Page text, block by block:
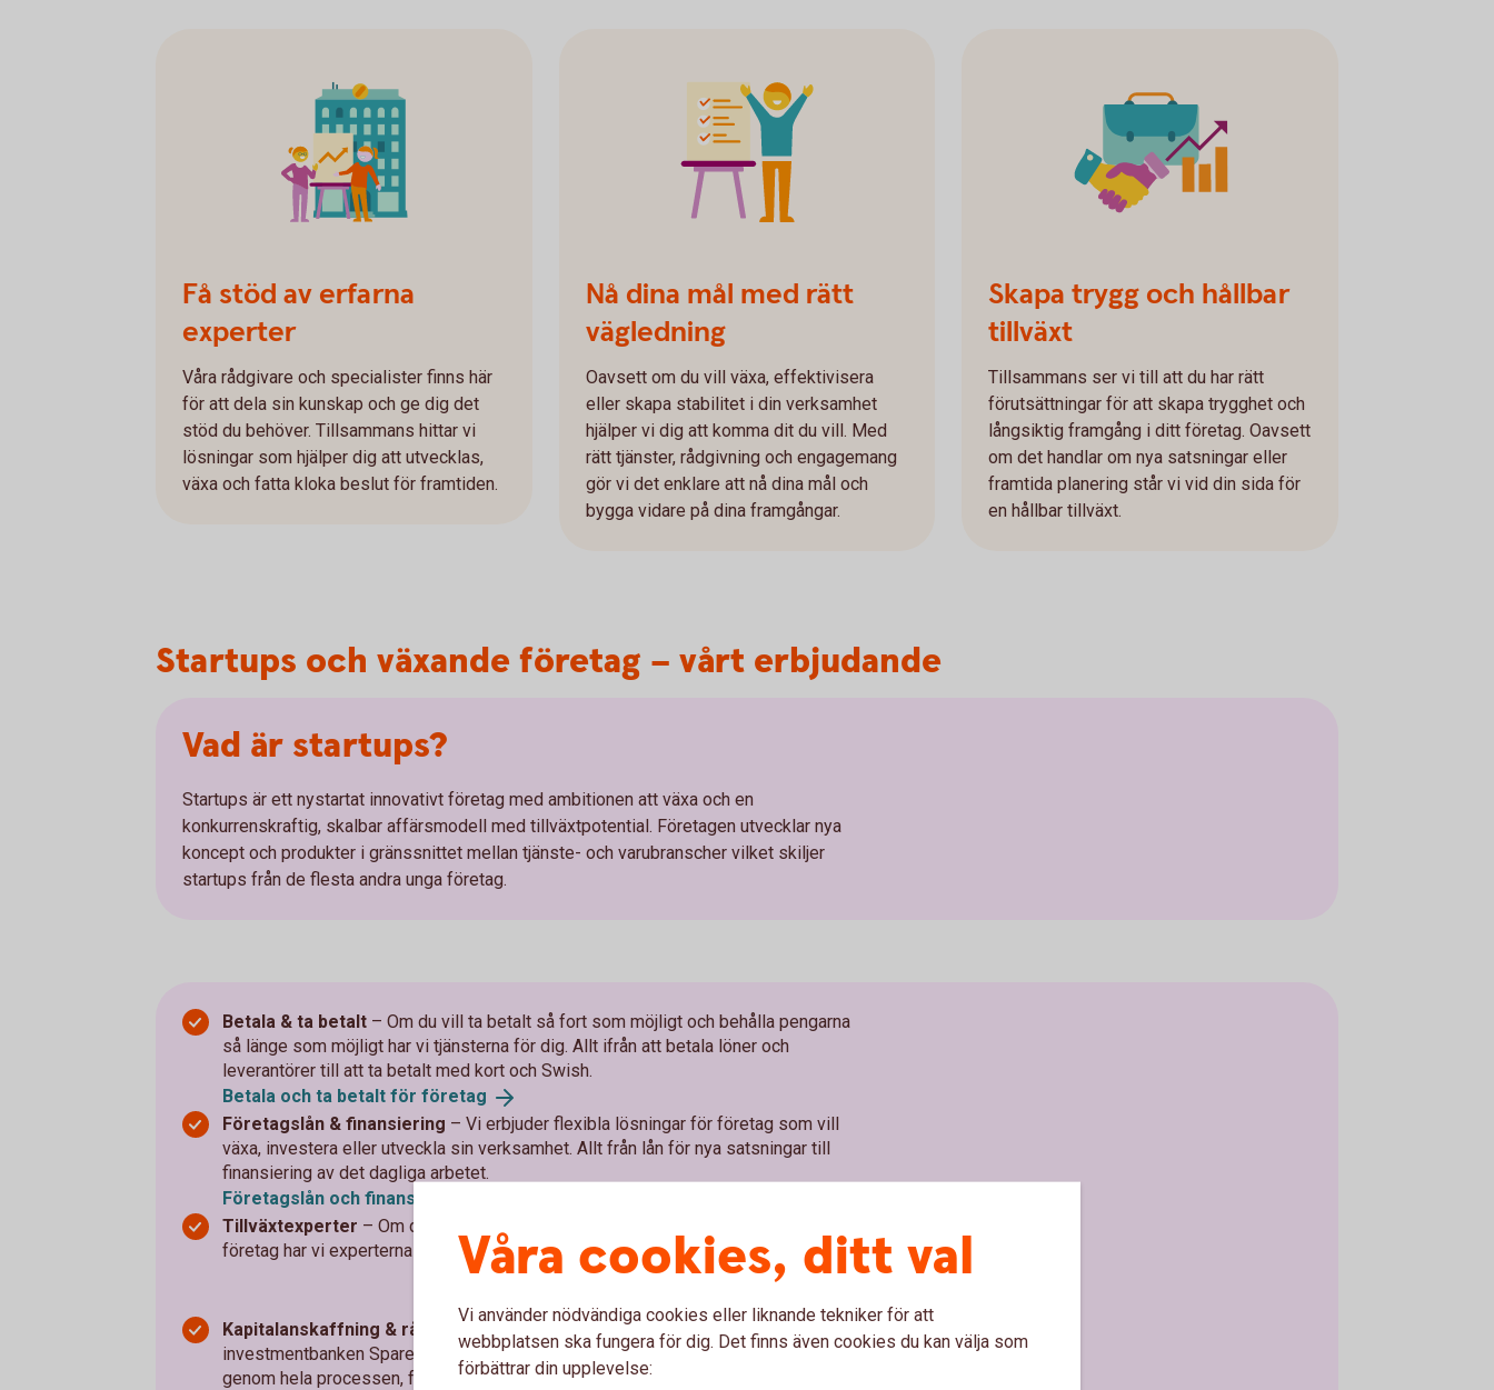
Få stöd av erfarna
experter
Våra rådgivare och specialister finns här
för att dela sin kunskap och ge dig det
stöd du behöver. Tillsammans hittar vi
lösningar som hjälper dig att utvecklas,
växa och fatta kloka beslut för framtiden.
Nå dina mål med rätt
vägledning
Oavsett om du vill växa, effektivisera
eller skapa stabilitet i din verksamhet
hjälper vi dig att komma dit du vill. Med
rätt tjänster, rådgivning och engagemang
gör vi det enklare att nå dina mål och
bygga vidare på dina framgångar.
Skapa trygg och hållbar
tillväxt
Tillsammans ser vi till att du har rätt
förutsättningar för att skapa trygghet och
långsiktig framgång i ditt företag. Oavsett
om det handlar om nya satsningar eller
framtida planering står vi vid din sida för
en hållbar tillväxt.
Startups och växande företag – vårt erbjudande
Vad är startups?
Startups är ett nystartat innovativt företag med ambitionen att växa och en
konkurrenskraftig, skalbar affärsmodell med tillväxtpotential. Företagen utvecklar nya
koncept och produkter i gränssnittet mellan tjänste- och varubranscher vilket skiljer
startups från de flesta andra unga företag.
Betala & ta betalt – Om du vill ta betalt så fort som möjligt och behålla pengarna
så länge som möjligt har vi tjänsterna för dig. Allt ifrån att betala löner och
leverantörer till att ta betalt med kort och Swish.
Betala och ta betalt för företag
Företagslån & finansiering – Vi erbjuder flexibla lösningar för företag som vill
växa, investera eller utveckla sin verksamhet. Allt från lån för nya satsningar till
finansiering av det dagliga arbetet.
Företagslån och finansiering
Tillväxtexperter – Om du vill ta nästa steg och växa på ett sätt som passar ditt
företag har vi experterna som hjälper dig dit.
Kapitalanskaffning & rådgivning – Genom vårt samarbete med den nordiska
investmentbanken SpareBank 1 Markets får du tillgång till kvalificerad rådgivning
genom hela processen, från analys och värdering till genomförande, för att skapa
Våra cookies, ditt val
Vi använder nödvändiga cookies eller liknande tekniker för att
webbplatsen ska fungera för dig. Det finns även cookies du kan välja som
förbättrar din upplevelse: